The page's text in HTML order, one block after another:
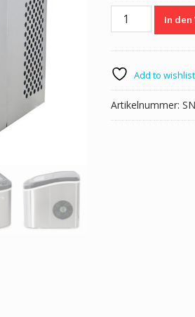
Eiswürfelmaschine
/
24
h
Menge
In
Add to wishlist
Artikelnummer: